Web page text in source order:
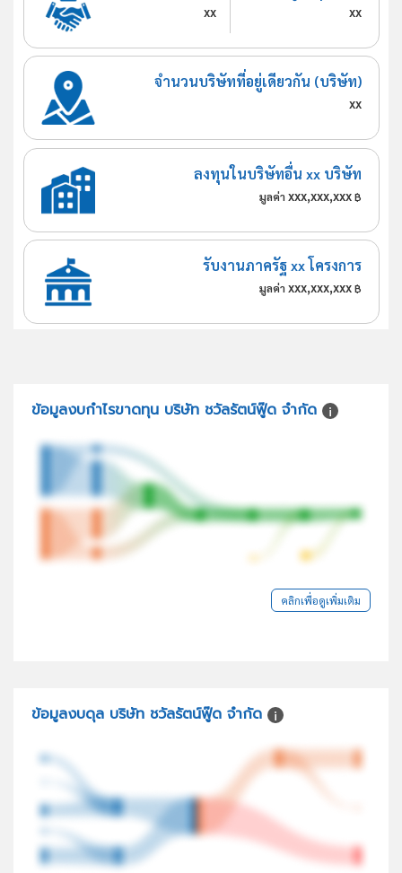
xx xx
จำนวนบริษัทที่อยู่เดียวกัน (บริษัท)
xx
ลงทุนในบริษัทอื่น xx บริษัท
มูลค่า xxx,xxx,xxx ฿
รับงานภาครัฐ xx โครงการ
มูลค่า xxx,xxx,xxx ฿
ข้อมูลงบกำไรขาดทุน บริษัท ชวัลรัตน์ฟู๊ด จำกัด
คลิกเพื่อดูเพิ่มเติม
ข้อมูลงบดุล บริษัท ชวัลรัตน์ฟู๊ด จำกัด